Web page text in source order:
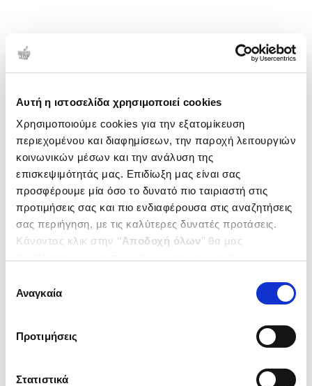
Αυτή η ιστοσελίδα χρησιμοποιεί cookies
Χρησιμοποιούμε cookies για την εξατομίκευση
περιεχομένου και διαφημίσεων, την παροχή λειτουργιών
κοινωνικών μέσων και την ανάλυση της
επισκεψιμότητάς μας. Επιδίωξη μας είναι σας
προσφέρουμε μία όσο το δυνατό πιο ταιριαστή στις
προτιμήσεις σας και πιο ενδιαφέρουσα στις αναζητήσεις
σας περιήγηση, με τις καλύτερες δυνατές προτάσεις.
Κάνοντας κλικ στην ‘’Αποδοχή όλων’’ θα μας
ενδιαφέρουν και να επιλέξετε από τα παρακάτω με την
΄΄και να ενημερωθείτε σχετικά με
συγκατάθεσης
Αναγκαία
Προτιμήσεις
Στατιστικά